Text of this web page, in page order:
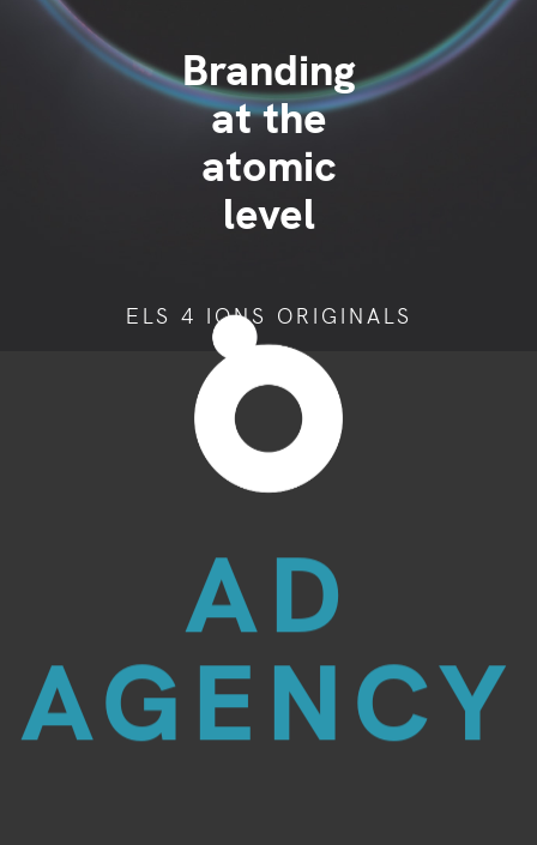
Branding
at the
atomic
level
ELS 4 IONS ORIGINALS
AD
AGENCY